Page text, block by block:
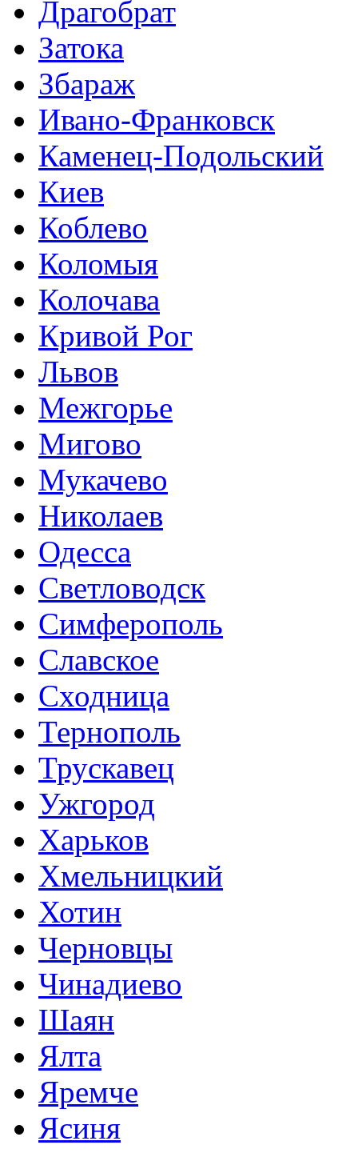
Драгобрат
Затока
Збараж
Ивано-Франковск
Каменец-Подольский
Киев
Коблево
Коломыя
Колочава
Кривой Рог
Львов
Межгорье
Мигово
Мукачево
Николаев
Одесса
Светловодск
Симферополь
Славское
Сходница
Тернополь
Трускавец
Ужгород
Харьков
Хмельницкий
Хотин
Черновцы
Чинадиево
Шаян
Ялта
Яремче
Ясиня